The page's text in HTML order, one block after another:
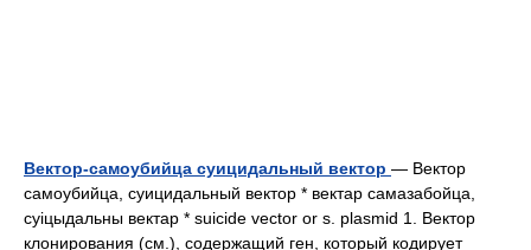
Вектор-самоубийца суицидальный вектор — Вектор
самоубийца, суицидальный вектор * вектар самазабойца,
суіцыдальны вектар * suicide vector or s. plasmid 1. Вектор
клонирования (см.), содержащий ген, который кодирует